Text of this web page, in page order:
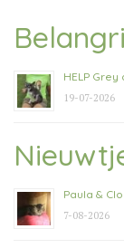
HELP Grey
19-07-2026
Paula &
7-08-2026